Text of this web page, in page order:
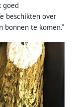
goed
beschikten over
bonnen te komen.”